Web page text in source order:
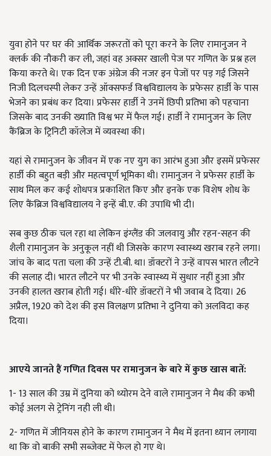
युवा होने पर घर की आर्थिक जरूरतों को पूरा करने के लिए रामानुजन ने
क्लर्क की नौकरी कर ली, जहां वह अक्सर खाली पेज पर गणित के प्रश्न हल
किया करते थे। एक दिन एक अंग्रेज की नजर इन पेजों पर पड़ गई जिसने
निजी दिलचस्पी लेकर उन्हें ऑक्सफर्ड विश्वविद्यालय के प्रफेसर हार्डी के पास
भेजने का प्रबंध कर दिया। प्रफेसर हार्डी ने उनमें छिपी प्रतिभा को पहचाना
जिसके बाद उनकी ख्याति विश्व भर में फैल गई। हार्डी ने रामानुजन के लिए
कैंब्रिज के ट्रिनिटी कॉलेज में व्यवस्था की।
यहां से रामानुजन के जीवन में एक नए युग का आरंभ हुआ और इसमें प्रफेसर
हार्डी की बहुत बड़ी और महत्वपूर्ण भूमिका थी। रामानुजन ने प्रफेसर हार्डी के
साथ मिल कर कई शोधपत्र प्रकाशित किए और इनके एक विशेष शोध के
लिए कैंब्रिज विश्वविद्यालय ने इन्हें बी.ए. की उपाधि भी दी।
सब कुछ ठीक चल रहा था लेकिन इंग्लैंड की जलवायु और रहन-सहन की
शैली रामानुजन के अनुकूल नहीं थी जिसके कारण स्वास्थ्य खराब रहने लगा।
जांच के बाद पता चला की उन्हें टी.बी. था। डॉक्टरों ने उन्हें वापस भारत लौटने
की सलाह दी। भारत लौटने पर भी उनके स्वास्थ्य में सुधार नहीं हुआ और
उनकी हालत खराब होती गई। धीरे-धीरे डॉक्टरों ने भी जवाब दे दिया। 26
अप्रैल, 1920 को देश की इस विलक्षण प्रतिभा ने दुनिया को अलविदा कह
दिया।
आएये जानते हैं गणित दिवस पर रामानुजन के बारे में कुछ खास बातें:
1- 13 साल की उम्र में दुनिया को थ्योरम देने वाले रामानुजन ने मैथ की कभी
कोई अलग से ट्रेनिंग नही ली थी।
2- गणित में जीनियस होने के कारण रामानुजन ने मैथ में इतना ध्यान लगाया
था कि वो बाकी सभी सब्जेक्ट में फेल हो गए थे।